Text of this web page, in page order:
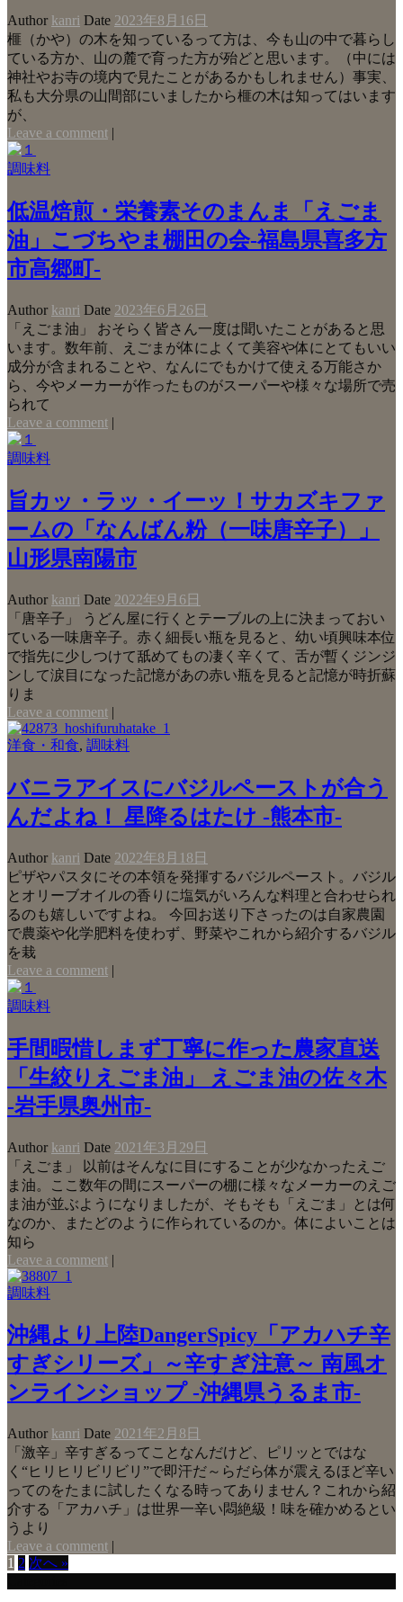
Author kanri Date 2023年8月16日
榧（かや）の木を知っているって方は、今も山の中で暮らし
ている方か、山の麓で育った方が殆どと思います。（中には
神社やお寺の境内で見たことがあるかもしれません）事実、
私も大分県の山間部にいましたから榧の木は知ってはいます
が、
Leave a comment |
調味料
低温焙煎・栄養素そのまんま「えごま
油」こづちやま棚田の会-福島県喜多方
市高郷町-
Author kanri Date 2023年6月26日
「えごま油」 おそらく皆さん一度は聞いたことがあると思
います。数年前、えごまが体によくて美容や体にとてもいい
成分が含まれることや、なんにでもかけて使える万能さか
ら、今やメーカーが作ったものがスーパーや様々な場所で売
られて
Leave a comment |
調味料
旨カッ・ラッ・イーッ！サカズキファ
ームの「なんばん粉（一味唐辛子）」
山形県南陽市
Author kanri Date 2022年9月6日
「唐辛子」 うどん屋に行くとテーブルの上に決まっておい
ている一味唐辛子。赤く細長い瓶を見ると、幼い頃興味本位
で指先に少しつけて舐めてもの凄く辛くて、舌が暫くジンジ
ンして涙目になった記憶があの赤い瓶を見ると記憶が時折蘇
りま
Leave a comment |
洋食・和食, 調味料
バニラアイスにバジルペーストが合う
んだよね！ 星降るはたけ -熊本市-
Author kanri Date 2022年8月18日
ピザやパスタにその本領を発揮するバジルペースト。バジル
とオリーブオイルの香りに塩気がいろんな料理と合わせられ
るのも嬉しいですよね。 今回お送り下さったのは自家農園
で農薬や化学肥料を使わず、野菜やこれから紹介するバジル
を栽
Leave a comment |
調味料
手間暇惜しまず丁寧に作った農家直送
「生絞りえごま油」 えごま油の佐々木
-岩手県奥州市-
Author kanri Date 2021年3月29日
「えごま」 以前はそんなに目にすることが少なかったえご
ま油。ここ数年の間にスーパーの棚に様々なメーカーのえご
ま油が並ぶようになりましたが、そもそも「えごま」とは何
なのか、またどのように作られているのか。体によいことは
知ら
Leave a comment |
調味料
沖縄より上陸DangerSpicy「アカハチ辛
すぎシリーズ」～辛すぎ注意～ 南風オ
ンラインショップ -沖縄県うるま市-
Author kanri Date 2021年2月8日
「激辛」辛すぎるってことなんだけど、ピリッとではな
く“ヒリヒリビリビリ”で即汗だ～らだら体が震えるほど辛い
ってのをたまに試したくなる時ってありません？これから紹
介する「アカハチ」は世界一辛い悶絶級！味を確かめるとい
うより
Leave a comment |
1 2 次へ »